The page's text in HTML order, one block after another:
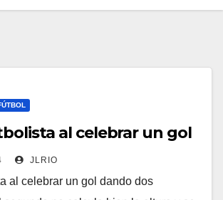
al celebrar un gol
JLRIO
al celebrar un gol dando dos